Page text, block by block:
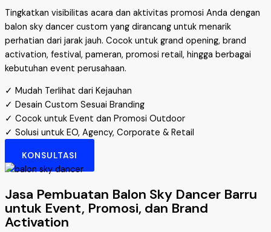
Tingkatkan visibilitas acara dan aktivitas promosi Anda dengan
balon sky dancer custom yang dirancang untuk menarik
perhatian dari jarak jauh. Cocok untuk grand opening, brand
activation, festival, pameran, promosi retail, hingga berbagai
kebutuhan event perusahaan.
✓ Mudah Terlihat dari Kejauhan
✓ Desain Custom Sesuai Branding
✓ Cocok untuk Event dan Promosi Outdoor
✓ Solusi untuk EO, Agency, Corporate & Retail
KONSULTASI
Jasa Pembuatan Balon Sky Dancer Barru
untuk Event, Promosi, dan Brand
Activation